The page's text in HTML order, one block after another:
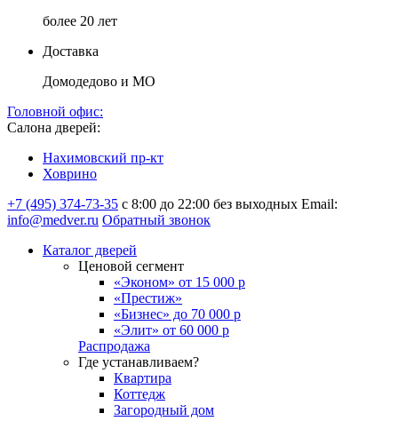
более 20 лет
Доставка
Домодедово и МО
Головной офис:
Салона дверей:
Нахимовский пр-кт
Ховрино
+7 (495) 374-73-35 с 8:00 до 22:00 без выходных Email:
info@medver.ru Обратный звонок
Каталог дверей
Ценовой сегмент
«Эконом» от 15 000 р
«Престиж»
«Бизнес» до 70 000 р
«Элит» от 60 000 р
Распродажа
Где устанавливаем?
Квартира
Коттедж
Загородный дом